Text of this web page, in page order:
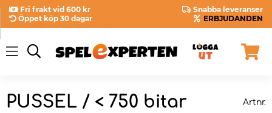
Fri frakt vid 600 kr
Snabba leveranser
Öppet köp 30 dagar
ERBJUDANDEN
PUSSEL / < 750 bitar Artnr.